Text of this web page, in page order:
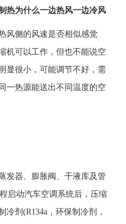
热为什么一边热风一边冷风
风侧的风速是否相似感觉
机可以工作，但也不能说空
显很小，可能调节不好，需
一热源能送出不同温度的空
发器、膨胀阀、干液库及管
启动汽车空调系统后，压缩
剂(R134a，环保制冷剂，